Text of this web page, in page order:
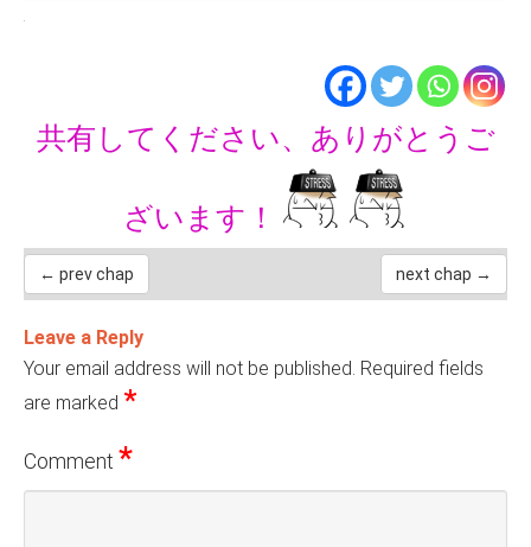
共有してください、ありがとうご
ざいます！
← prev chap next chap →
Leave a Reply
Your email address will not be published. Required fields
are marked *
Comment *